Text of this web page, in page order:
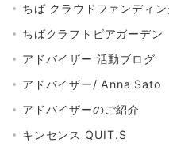
ちば クラウドファンディン
ちばクラフトビアガーデン
アドバイザー 活動ブログ
アドバイザー/ Anna Sato
アドバイザーのご紹介
キンセンス QUIT.S